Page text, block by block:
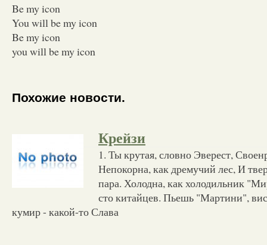
Be my icon
You will be my icon
Be my icon
you will be my icon
Похожие новости.
Крейзи
1. Ты крутая, словно Эверест,
Непокорна, как дремучий лес, И
пара. Холодна, как холодильник
сто китайцев. Пьешь "Мартини",
кумир - какой-то Слава